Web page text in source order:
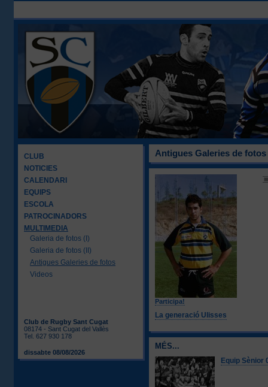
CLUB
NOTICIES
CALENDARI
EQUIPS
ESCOLA
PATROCINADORS
MULTIMEDIA
Galeria de fotos (I)
Galeria de fotos (II)
Antigues Galeries de fotos
Videos
Club de Rugby Sant Cugat
08174 - Sant Cugat del Vallès
Tel. 627 930 178
dissabte 08/08/2026
Antigues Galeries de fotos
Participa!
La generació Ulisses
MÉS...
Equip Sènior